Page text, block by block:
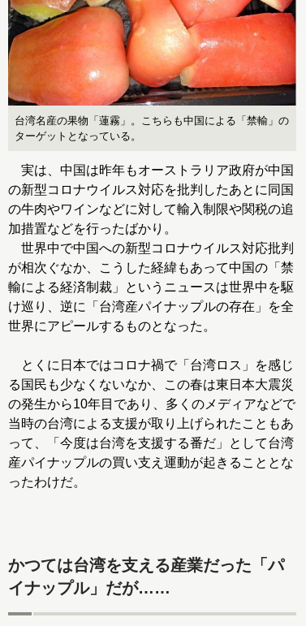
台湾名産の果物「蓮霧」。こちらも中国による「禁輸」の
ターゲットとなっている。
実は、中国は昨年もオーストラリア政府が中国
の新型コロナウイルス対応を批判したあとに同国
の牛肉やワインなどに対して輸入制限や関税の追
加措置などを行ったばかり。
世界中で中国への新型コロナウイルス対応批判
が相次ぐなか、こうした経緯もあって中国の「禁
輸による経済制裁」というニュースは世界中を駆
け巡り、逆に「台湾産パイナップルの存在」を全
世界にアピールするものとなった。
とくに日本ではコロナ禍で「台湾ロス」を感じ
る国民も少なくないなか、この春は東日本大震災
の発生から10年目であり、多くのメディアなどで
当時の台湾による支援が取り上げられたこともあ
って、「今度は台湾を支援する番だ」として台湾
産パイナップルの買い支え運動が起きることとな
ったわけだ。
かつては台湾を支える産業だった「パ
イナップル」だが……